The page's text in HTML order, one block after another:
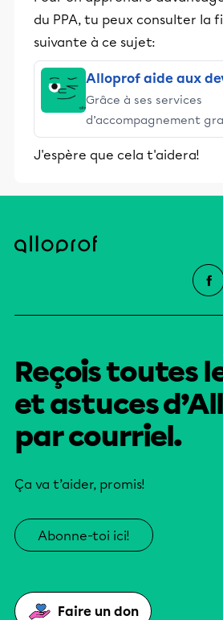
du PPA, tu peux consulter la
suivante à ce sujet:
Alloprof aide aux
Grâce à ses services
d’accompagnement
stimulants, Alloprof
et leurs parents dans la
J'espère que cela t'aidera!
Reçois toutes
et astuces
par courriel.
Ça va t’aider, promis!
Abonne-toi ici!
Faire un don